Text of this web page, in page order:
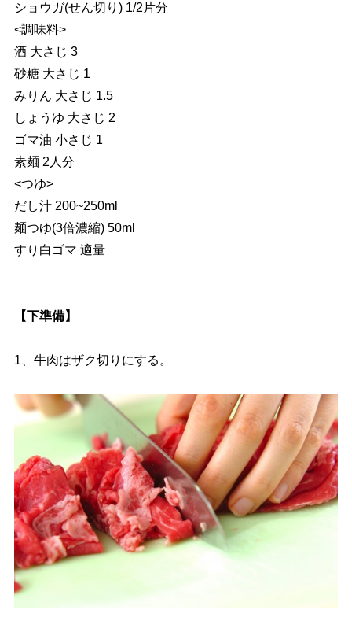
ショウガ(せん切り) 1/2片分
<調味料>
酒 大さじ 3
砂糖 大さじ 1
みりん 大さじ 1.5
しょうゆ 大さじ 2
ゴマ油 小さじ 1
素麺 2人分
<つゆ>
だし汁 200~250ml
麺つゆ(3倍濃縮) 50ml
すり白ゴマ 適量
【下準備】
1、牛肉はザク切りにする。